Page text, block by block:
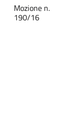
Mozione n.
190/16